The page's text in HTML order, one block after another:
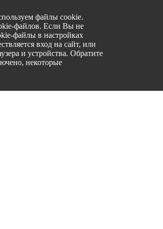
файлы cookie.
файлов. Если Вы не
файлы в настройках
вход на сайт, или
и устройства. Обратите
некоторые